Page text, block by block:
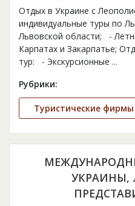
Отдых в Украине с
индивидуальные туры по
Львовской области; -
Карпатах и Закарпатье;
тур: - Экскурсионные ...
Рубрики:
Туристические фирмы
УКРАИНЫ,